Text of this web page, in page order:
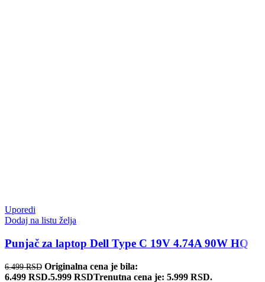
Uporedi
Dodaj na listu želja
Punjač za laptop Dell Type C 19V 4.74A 90W HQ
6.499RSD Originalna cena je bila:
6.499 RSD.5.999 RSDTrenutna cena je: 5.999 RSD.